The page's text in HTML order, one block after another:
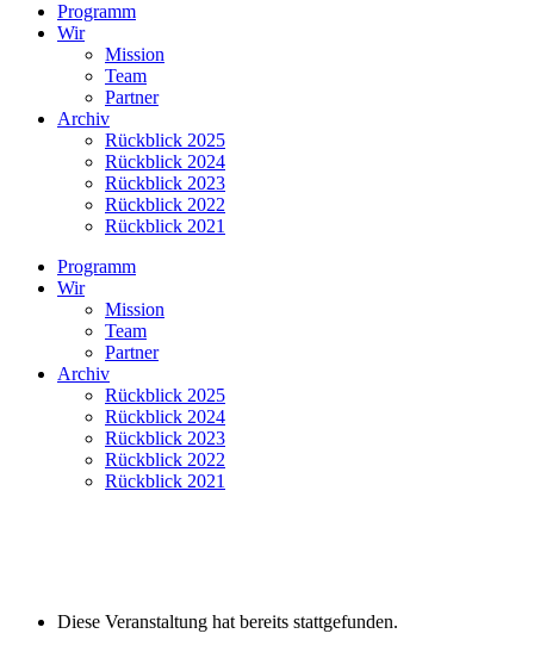
Programm
Wir
Mission
Team
Partner
Archiv
Rückblick 2025
Rückblick 2024
Rückblick 2023
Rückblick 2022
Rückblick 2021
Programm
Wir
Mission
Team
Partner
Archiv
Rückblick 2025
Rückblick 2024
Rückblick 2023
Rückblick 2022
Rückblick 2021
Diese Veranstaltung hat bereits stattgefunden.